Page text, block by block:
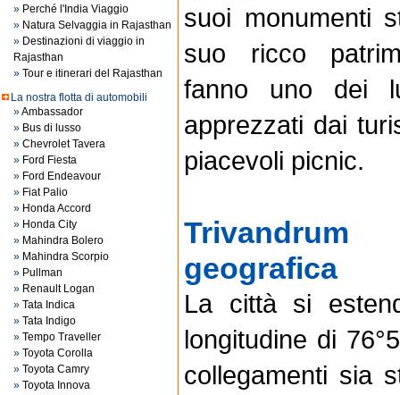
» Perché l'India Viaggio
» Natura Selvaggia in Rajasthan
» Destinazioni di viaggio in
Rajasthan
» Tour e itinerari del Rajasthan
La nostra flotta di automobili
»Ambassador
» Bus di lusso
» Chevrolet Tavera
» Ford Fiesta
» Ford Endeavour
» Fiat Palio
» Honda Accord
» Honda City
» Mahindra Bolero
» Mahindra Scorpio
» Pullman
» Renault Logan
» Tata Indica
» Tata Indigo
» Tempo Traveller
» Toyota Corolla
» Toyota Camry
» Toyota Innova
suoi monumenti
suo ricco
fanno uno dei
apprezzati dai
piacevoli picnic.
geografica
La città si
longitudine di
collegamenti sia